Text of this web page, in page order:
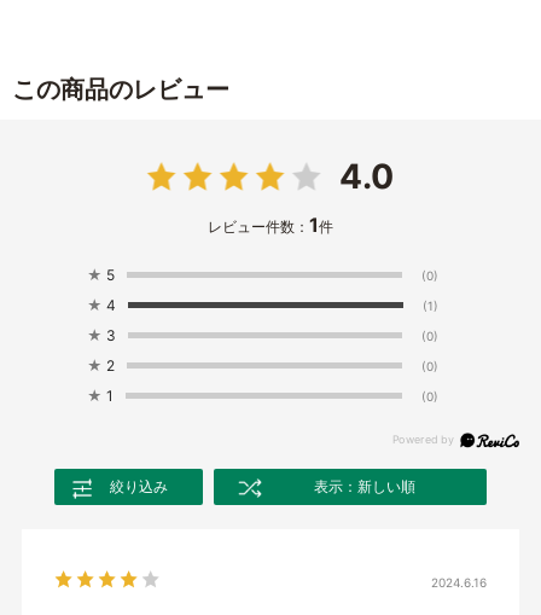
この商品のレビュー
4.0
レビュー件数： 1件
★ 5 (0)
★ 4 (1)
★ 3 (0)
★ 2 (0)
★ 1 (0)
絞り込み 表示：新しい順
2024.6.16